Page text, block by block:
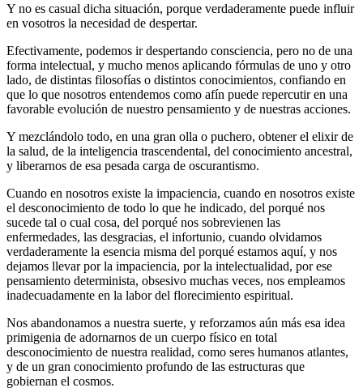
Y no es casual dicha situación, porque verdaderamente puede influir
en vosotros la necesidad de despertar.
Efectivamente, podemos ir despertando consciencia, pero no de una
forma intelectual, y mucho menos aplicando fórmulas de uno y otro
lado, de distintas filosofías o distintos conocimientos, confiando en
que lo que nosotros entendemos como afín puede repercutir en una
favorable evolución de nuestro pensamiento y de nuestras acciones.
Y mezclándolo todo, en una gran olla o puchero, obtener el elixir de
la salud, de la inteligencia trascendental, del conocimiento ancestral,
y liberarnos de esa pesada carga de oscurantismo.
Cuando en nosotros existe la impaciencia, cuando en nosotros existe
el desconocimiento de todo lo que he indicado, del porqué nos
sucede tal o cual cosa, del porqué nos sobrevienen las
enfermedades, las desgracias, el infortunio, cuando olvidamos
verdaderamente la esencia misma del porqué estamos aquí, y nos
dejamos llevar por la impaciencia, por la intelectualidad, por ese
pensamiento determinista, obsesivo muchas veces, nos empleamos
inadecuadamente en la labor del florecimiento espiritual.
Nos abandonamos a nuestra suerte, y reforzamos aún más esa idea
primigenia de adornarnos de un cuerpo físico en total
desconocimiento de nuestra realidad, como seres humanos atlantes,
y de un gran conocimiento profundo de las estructuras que
gobiernan el cosmos.